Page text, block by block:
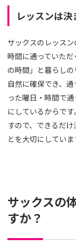
レッスンは
サックスのレッス
時間に通っていた
の時間」と暮らし
自然に確保でき、
った曜日・時間で
にしているからで
すので、できるだ
とを大切にしていま
サックスの
すか？